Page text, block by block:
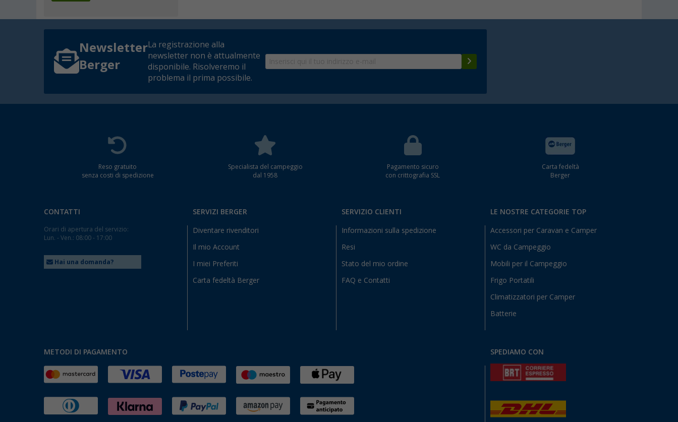
Newsletter
Berger
La registrazione alla
newsletter non è attualmente
disponibile. Risolveremo il
problema il prima possibile.
Reso gratuito
senza costi di spedizione
Specialista del campeggio
dal 1958
Pagamento sicuro
con crittografia SSL
Carta fedeltà
Berger
CONTATTI
Orari di apertura del servizio:
Lun. - Ven.: 08:00 - 17:00
Hai una domanda?
SERVIZI BERGER
Diventare rivenditori
Il mio Account
I miei Preferiti
Carta fedeltà Berger
SERVIZIO CLIENTI
Informazioni sulla spedizione
Resi
Stato del mio ordine
FAQ e Contatti
LE NOSTRE CATEGORIE TOP
Accessori per Caravan e Camper
WC da Campeggio
Mobili per il Campeggio
Frigo Portatili
Climatizzatori per Camper
Batterie
METODI DI PAGAMENTO SPEDIAMO CON